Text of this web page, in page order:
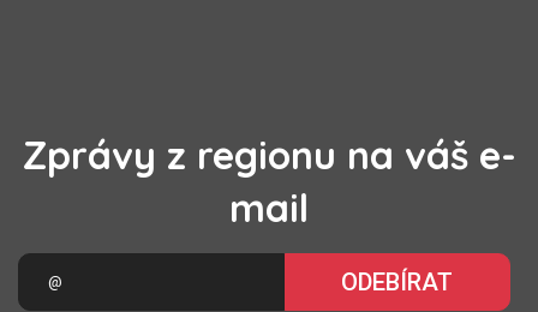
Zprávy z regionu na váš e-
mail
ODEBÍRAT